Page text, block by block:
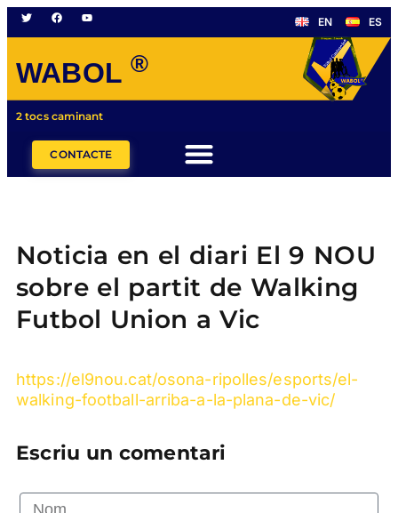
EN ES
WABOL ®
2 tocs caminant
CONTACTE
Noticia en el diari El 9 NOU
sobre el partit de Walking
Futbol Union a Vic
https://el9nou.cat/osona-ripolles/esports/el-
walking-football-arriba-a-la-plana-de-vic/
Escriu un comentari